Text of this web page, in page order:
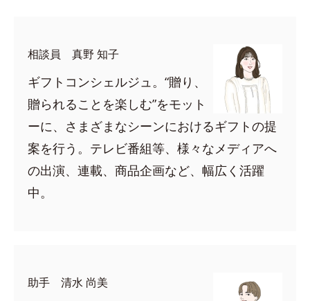
相談員 真野 知子
ギフトコンシェルジュ。“贈り、
贈られることを楽しむ”をモット
ーに、さまざまなシーンにおけるギフトの提
案を行う。テレビ番組等、様々なメディアへ
の出演、連載、商品企画など、幅広く活躍
中。
助手 清水 尚美